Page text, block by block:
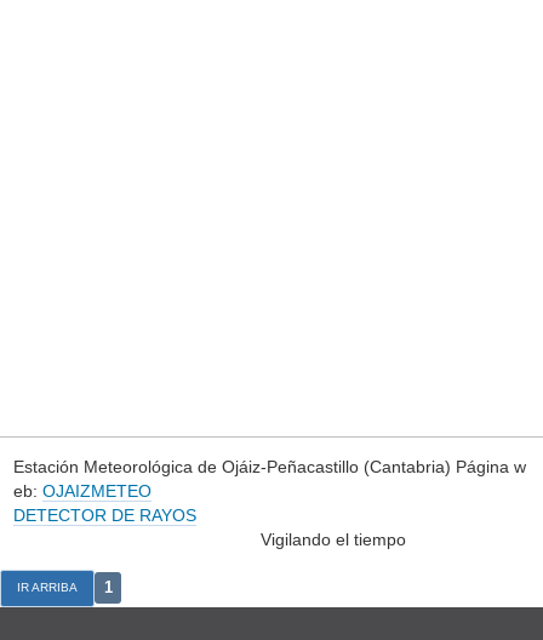
Estación Meteorológica de Ojáiz-Peñacastillo (Cantabria) Página w
eb: OJAIZMETEO
DETECTOR DE RAYOS
Vigilando el tiempo
IR ARRIBA 1